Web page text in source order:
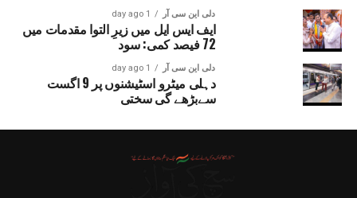
دلی این سی آر 1 day ago
ایف ایس ایل میں زیرِ التوا مقدمات میں
72 فیصد کمی: سود
دلی این سی آر 1 day ago
دہلی میٹرو اسٹیشنوں پر 9 اگست
سےبڑھے گی سختی